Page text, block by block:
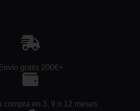
Envío gratis 200€+
compra en 3, 9 o 12 meses